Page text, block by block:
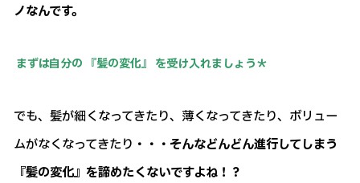
ノなんです。
まずは自分の 『髪の変化』 を受け入れましょう＊
でも、髪が細くなってきたり、薄くなってきたり、ボリュー
ムがなくなってきたり ・・・そんなどんどん進行してしまう
『髪の変化』を諦めたくないですよね！？